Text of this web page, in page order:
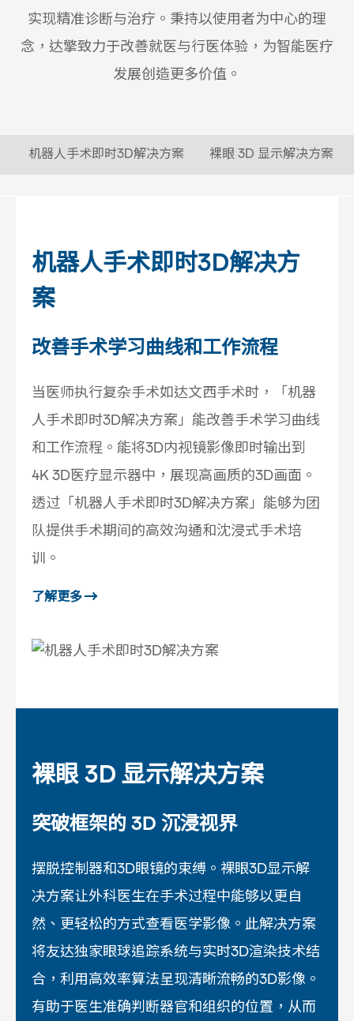
实现精准诊断与治疗。秉持以使用者为中心的理
念，达擎致力于改善就医与行医体验，为智能医疗
发展创造更多价值。
机器人手术即时3D解决方案 裸眼 3D 显示解决方案
机器人手术即时3D解决方
案
改善手术学习曲线和工作流程
当医师执行复杂手术如达文西手术时，「机器
人手术即时3D解决方案」能改善手术学习曲线
和工作流程。能将3D内视镜影像即时输出到
4K 3D医疗显示器中，展现高画质的3D画面。
透过「机器人手术即时3D解决方案」能够为团
队提供手术期间的高效沟通和沈浸式手术培
训。
了解更多
裸眼 3D 显示解决方案
突破框架的 3D 沉浸视界
摆脱控制器和3D眼镜的束缚。裸眼3D显示解
决方案让外科医生在手术过程中能够以更自
然、更轻松的方式查看医学影像。此解决方案
将友达独家眼球追踪系统与实时3D渲染技术结
合，利用高效率算法呈现清晰流畅的3D影像。
有助于医生准确判断器官和组织的位置，从而